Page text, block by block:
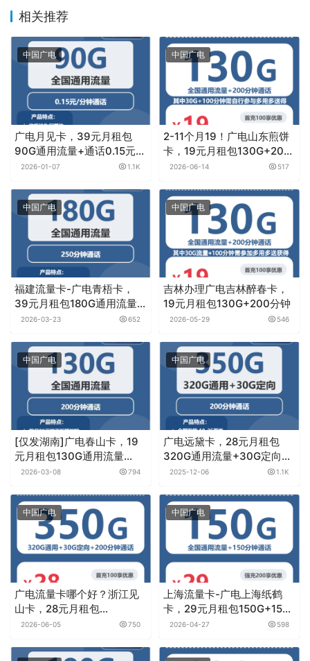
相关推荐
中国广电
广电月见卡，39元月租包
90G通用流量+通话0.15元月
租/分钟
2026-01-07 1.1K
中国广电
2-11个月19！广电山东煎饼
卡，19元月租包130G+200
分钟
2026-06-14 517
中国广电
福建流量卡-广电青梧卡，
39元月租包180G通用流量
+250分钟通话
2026-03-23 652
中国广电
吉林办理广电吉林醉春卡，
19元月租包130G+200分钟
2026-05-29 546
中国广电
[仅发湖南]广电春山卡，19
元月租包130G通用流量
+200分钟通话
2026-03-08 794
中国广电
广电远黛卡，28元月租包
320G通用流量+30G定向流
量+200分钟
2025-12-06 1.1K
中国广电
广电流量卡哪个好？浙江见
山卡，28元月租包
350G+200分钟
2026-06-05 750
中国广电
上海流量卡-广电上海纸鹤
卡，29元月租包150G+150
分钟
2026-04-27 598